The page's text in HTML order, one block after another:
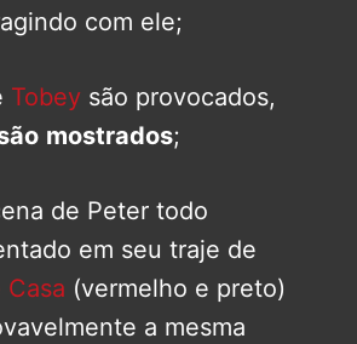
com ele;
Tobey são provocados,
mostrados;
de Peter todo
em seu traje de
(vermelho e preto)
a mesma